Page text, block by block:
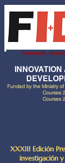
Research,
Funded by the Ministry
Courses
Courses
XXXIII Edición
investigación